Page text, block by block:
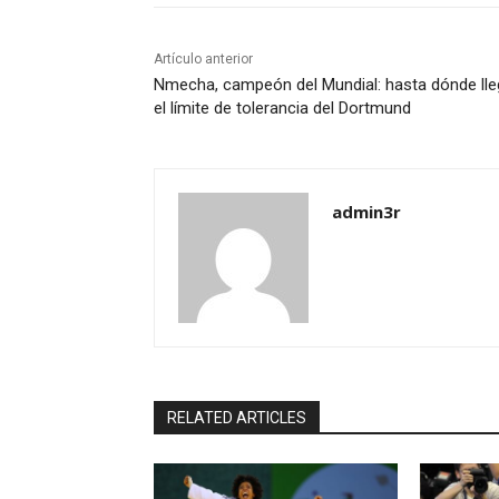
Artículo anterior
Nmecha, campeón del Mundial: hasta dónde
el límite de tolerancia del Dortmund
admin3r
RELATED ARTICLES